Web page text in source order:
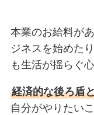
本業のお給料が
ジネスを始めた
も生活が揺らぐ
経済的な後ろ盾
自分がやりたい